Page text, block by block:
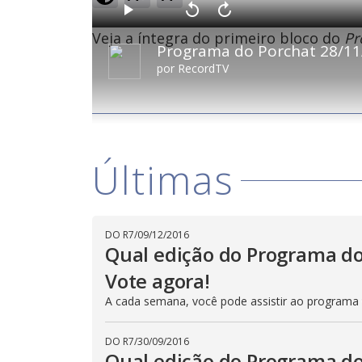
Programa do Porchat 28/
por RecordTV
P
l
a
y
V
o
l
t
a
1
u
A
v
a
n
ç
a
r
g
o
a
d
e
%
Veja a íntegra do primeiro bloco do
Últimas
DO R7/09/12/2016
Qual edição do Programa
Vote agora!
A cada semana, você pode assistir ao
DO R7/30/09/2016